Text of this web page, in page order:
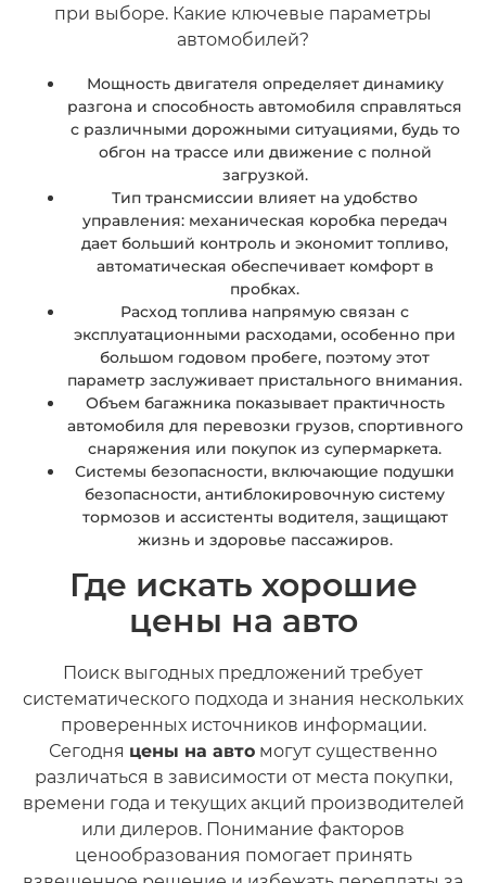
при выборе. Какие ключевые параметры
автомобилей?
Мощность двигателя определяет динамику
разгона и способность автомобиля справляться
с различными дорожными ситуациями, будь то
обгон на трассе или движение с полной
загрузкой.
Тип трансмиссии влияет на удобство
управления: механическая коробка передач
дает больший контроль и экономит топливо,
автоматическая обеспечивает комфорт в
пробках.
Расход топлива напрямую связан с
эксплуатационными расходами, особенно при
большом годовом пробеге, поэтому этот
параметр заслуживает пристального внимания.
Объем багажника показывает практичность
автомобиля для перевозки грузов, спортивного
снаряжения или покупок из супермаркета.
Системы безопасности, включающие подушки
безопасности, антиблокировочную систему
тормозов и ассистенты водителя, защищают
жизнь и здоровье пассажиров.
Где искать хорошие
цены на авто
Поиск выгодных предложений требует
систематического подхода и знания нескольких
проверенных источников информации.
Сегодня цены на авто могут существенно
различаться в зависимости от места покупки,
времени года и текущих акций производителей
или дилеров. Понимание факторов
ценообразования помогает принять